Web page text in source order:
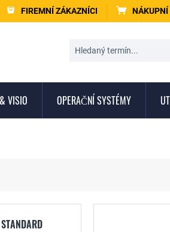
FIREMNÍ ZÁKAZNÍCI NÁKUPNÍ
VISIO OPERAČNÍ SYSTÉMY